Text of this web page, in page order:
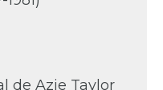
de Azie Taylor